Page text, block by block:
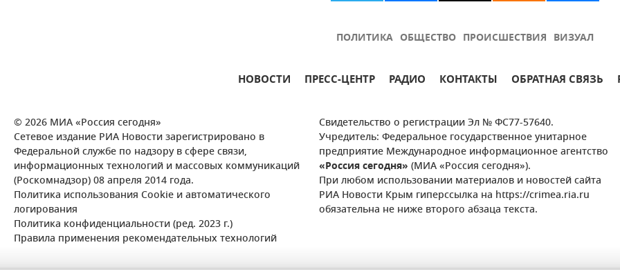
ПОЛИТИКА ОБЩЕСТВО ПРОИСШЕСТВИЯ ВИЗУАЛ
НОВОСТИ ПРЕСС-ЦЕНТР РАДИО КОНТАКТЫ ОБРАТНАЯ СВЯЗЬ
© 2026 МИА «Россия сегодня»
Сетевое издание РИА Новости зарегистрировано в
Федеральной службе по надзору в сфере связи,
информационных технологий и массовых коммуникаций
(Роскомнадзор) 08 апреля 2014 года.
Политика использования Cookie и автоматического
логирования
Политика конфиденциальности (ред. 2023 г.)
Правила применения рекомендательных технологий
Свидетельство о регистрации Эл № ФС77-57640.
Учредитель: Федеральное государственное унитарное
предприятие Международное информационное агентство
«Россия сегодня» (МИА «Россия сегодня»).
При любом использовании материалов и новостей сайта
РИА Новости Крым гиперссылка на https://crimea.ria.ru
обязательна не ниже второго абзаца текста.